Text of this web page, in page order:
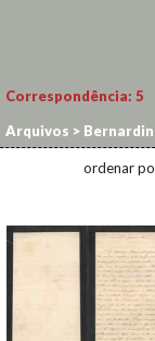
Correspondência: 5
Arquivos >
ordenar